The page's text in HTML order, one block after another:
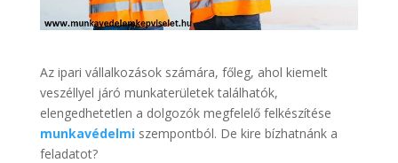
Az ipari vállalkozások számára, főleg, ahol kiemelt
veszéllyel járó munkaterületek találhatók,
elengedhetetlen a dolgozók megfelelő felkészítése
munkavédelmi szempontból. De kire bízhatnánk a
feladatot?